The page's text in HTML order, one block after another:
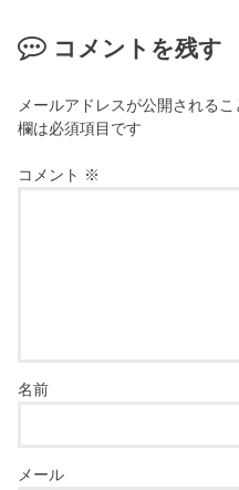
コメントを残す
メールアドレスが公開されるこ
欄は必須項目です
コメント ※
名前
メール